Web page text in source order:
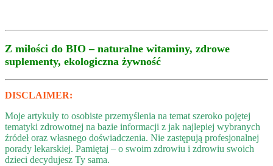
Z miłości do BIO – naturalne witaminy, zdrowe
suplementy, ekologiczna żywność
DISCLAIMER:
Moje artykuły to osobiste przemyślenia na temat szeroko pojętej
tematyki zdrowotnej na bazie informacji z jak najlepiej wybranych
źródeł oraz własnego doświadczenia. Nie zastępują profesjonalnej
porady lekarskiej. Pamiętaj – o swoim zdrowiu i zdrowiu swoich
dzieci decydujesz Ty sama.